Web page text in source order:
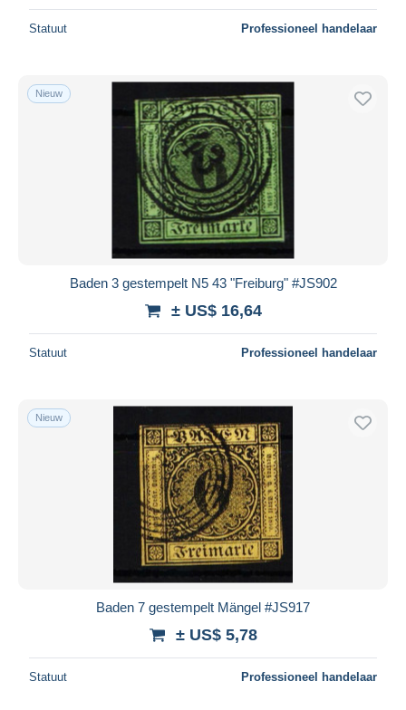
Statuut Professioneel handelaar
Nieuw
Baden 3 gestempelt N5 43 "Freiburg" #JS902
± US$ 16,64
Statuut Professioneel handelaar
Nieuw
Baden 7 gestempelt Mängel #JS917
± US$ 5,78
Statuut Professioneel handelaar